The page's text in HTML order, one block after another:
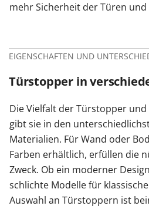
mehr Sicherheit der Türen und
EIGENSCHAFTEN UND
Türstopper in
Die Vielfalt der Türstopper
gibt sie in den
Materialien. Für Wand oder
Farben erhältlich, erfüllen die
Zweck. Ob ein moderner
schlichte Modelle für
Auswahl an Türstoppern ist